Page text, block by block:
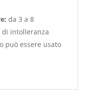
da 3 a 8
intolleranza
può essere usato